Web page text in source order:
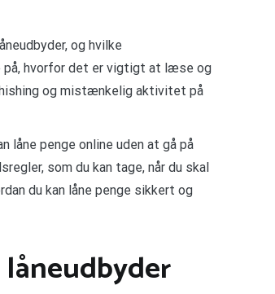
og hvilke
på, hvorfor det er vigtigt at læse og
og mistænkelig aktivitet på
låne penge online uden at gå på
som du kan tage, når du skal
du kan låne penge sikkert og